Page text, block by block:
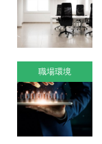
職場環境